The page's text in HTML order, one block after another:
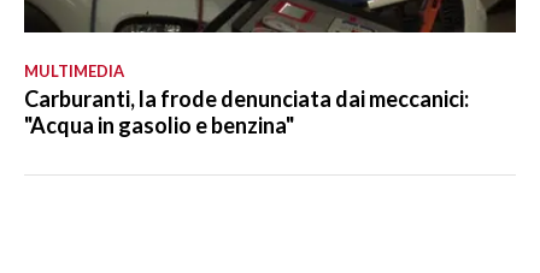
MULTIMEDIA
Carburanti, la frode denunciata dai meccanici:
"Acqua in gasolio e benzina"